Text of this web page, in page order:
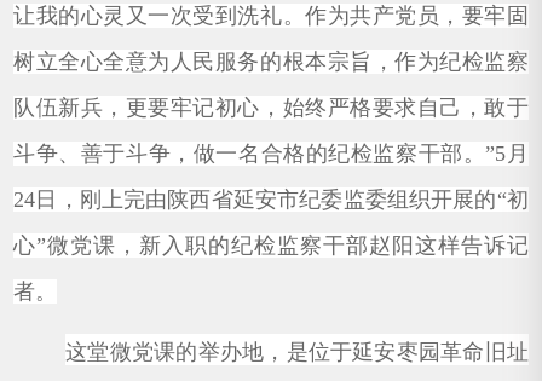
让我的心灵又一次受到洗礼。作为共产党员，要牢固
树立全心全意为人民服务的根本宗旨，作为纪检监察
队伍新兵，更要牢记初心，始终严格要求自己，敢于
斗争、善于斗争，做一名合格的纪检监察干部。”5月
24日，刚上完由陕西省延安市纪委监委组织开展的“初
心”微党课，新入职的纪检监察干部赵阳这样告诉记
者。
这堂微党课的举办地，是位于延安枣园革命旧址